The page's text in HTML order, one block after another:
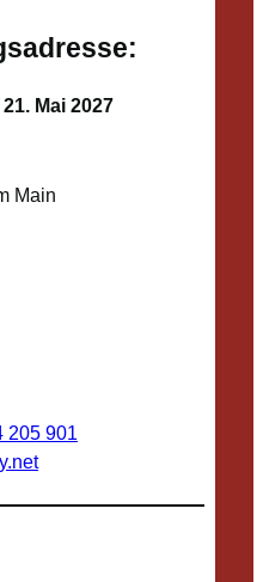
Mai 2027
Main
205 901